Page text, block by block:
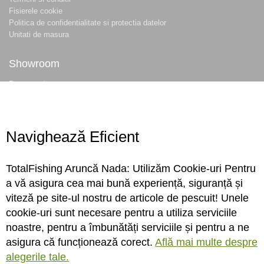
Fisierele cookie
Politica de confidentialitate si protectia datelor
Unitati de masura
Showroom
Despre noi
Conecteaza-te
Sa ne cunoastem mai bine. Vino alaturi de noi pe reteaua ta preferata. Te
asteptam cu stiri, surprize, concursuri, premii ...
Navighează Eficient
TotalFishing Aruncă Nada: Utilizăm Cookie-uri Pentru
a vă asigura cea mai bună experiență, siguranță și
viteză pe site-ul nostru de articole de pescuit! Unele
cookie-uri sunt necesare pentru a utiliza serviciile
noastre, pentru a îmbunătăți serviciile și pentru a ne
asigura că funcționează corect. Află mai multe despre
alegerile tale.